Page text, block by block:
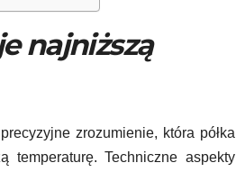
najniższą
zrozumienie, która półka
temperaturę. Techniczne aspekty